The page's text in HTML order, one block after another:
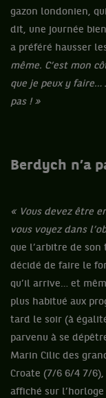
gazon londonien,
dit, une journée
a préféré hausser
même. C’est mon
que je peux y faire…
pas ! »
Berdych n’a
« Vous devez être
vous voyez dans
que l’arbitre de
décidé de faire le
qu’il arrive… et
plus habitué aux
tard le soir (à
parvenu à se
Marin Cilic des
Croate (7/6 6/4 7/6),
affiché sur